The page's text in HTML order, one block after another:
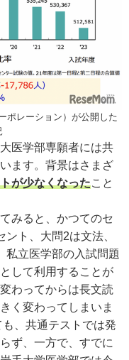
ポレーション）が公開した
医学部専願者には共
ます。背景はさまざ
が少なくなったこと
みると、 かつてのセ
ト、大問2は文法、
私立医学部の入試問題
して利用することが
わってからは長文読
く変わってしまいま
、 共通テストでは発
ず、一方で、すでに